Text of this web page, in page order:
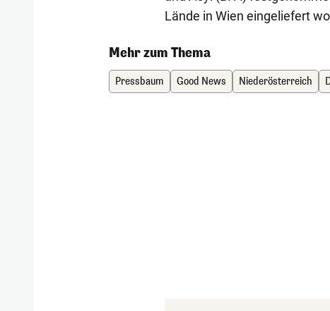
Lände in Wien eingeliefert
Mehr zum Thema
Pressbaum Good News Niederösterreich